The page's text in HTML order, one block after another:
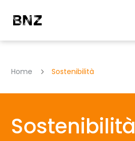
Home 5 Sostenibilità
Sostenibilità